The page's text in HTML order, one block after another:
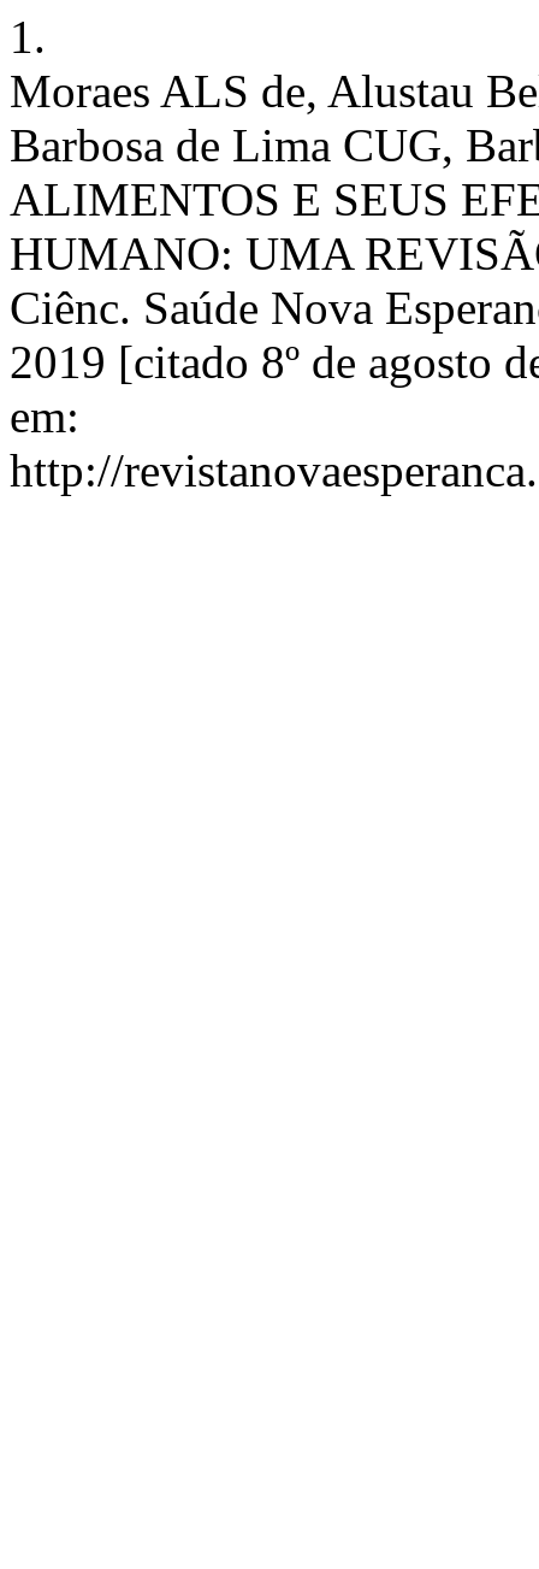
1.
Moraes ALS de, Alustau
Barbosa de Lima CUG,
ALIMENTOS E SEUS
HUMANO: UMA
Ciênc. Saúde Nova
2019 [citado 8º de agosto
em:
http://